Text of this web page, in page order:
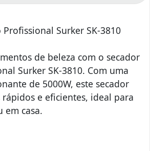
Surker SK-3810
de beleza com o secador
Surker SK-3810. Com uma
de 5000W, este secador
e eficientes, ideal para
em casa.